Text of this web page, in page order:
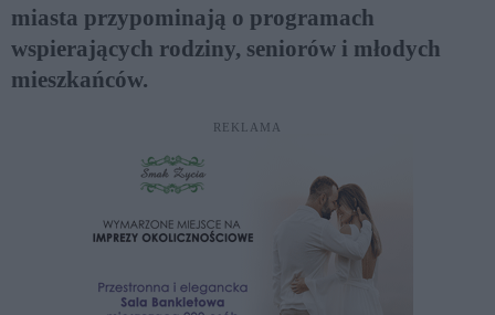
miasta przypominają o programach
wspierających rodziny, seniorów i młodych
mieszkańców.
REKLAMA